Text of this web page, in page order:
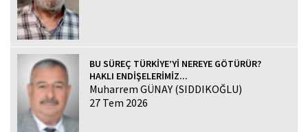
BU SÜREÇ TÜRKİYE’Yİ NEREYE GÖTÜRÜR?
HAKLI ENDİŞELERİMİZ...
Muharrem GÜNAY (SIDDIKOĞLU)
27 Tem 2026